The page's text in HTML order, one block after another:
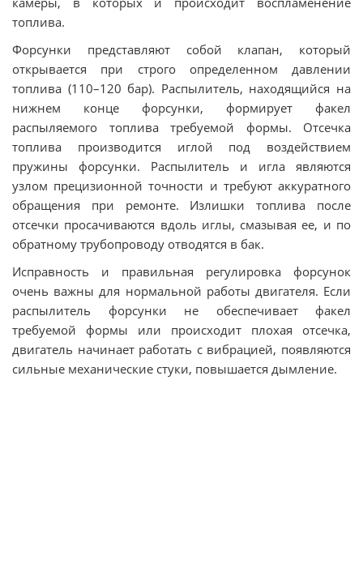
топлива.
Форсунки представляют собой клапан, который
открывается при строго определенном давлении
топлива (110–120 бар). Распылитель, находящийся на
нижнем конце форсунки, формирует факел
распыляемого топлива требуемой формы. Отсечка
топлива производится иглой под воздействием
пружины форсунки. Распылитель и игла являются
узлом прецизионной точности и требуют аккуратного
обращения при ремонте. Излишки топлива после
отсечки просачиваются вдоль иглы, смазывая ее, и по
обратному трубопроводу отводятся в бак.
Исправность и правильная регулировка форсунок
очень важны для нормальной работы двигателя. Если
распылитель форсунки не обеспечивает факел
требуемой формы или происходит плохая отсечка,
двигатель начинает работать с вибрацией, появляются
сильные механические стуки, повышается дымление.